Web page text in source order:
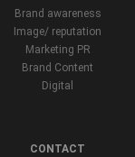
Brand awareness
Image/ reputation
Marketing PR
Brand Content
Digital
CONTACT